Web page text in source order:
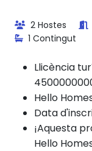
2 Hostes
1 Contingut
Llicència
Hello
Data
¡Aquesta
Hello